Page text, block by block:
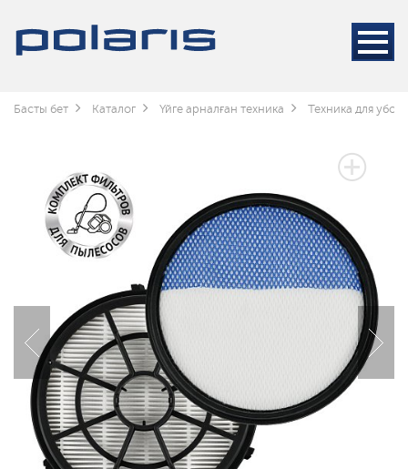
Басты бет Каталог Үйге арналған техника Техника для